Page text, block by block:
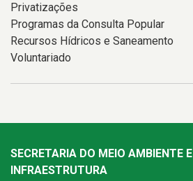
Privatizações
Programas da Consulta Popular
Recursos Hídricos e Saneamento
Voluntariado
SECRETARIA DO MEIO AMBIENTE E
INFRAESTRUTURA